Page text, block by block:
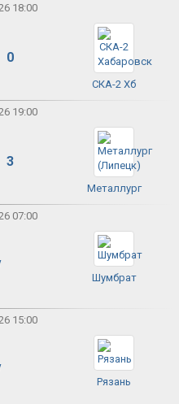
18:00
0
СКА-2 Хб
19:00
3
Металлург
07:00
Шумбрат
15:00
Рязань